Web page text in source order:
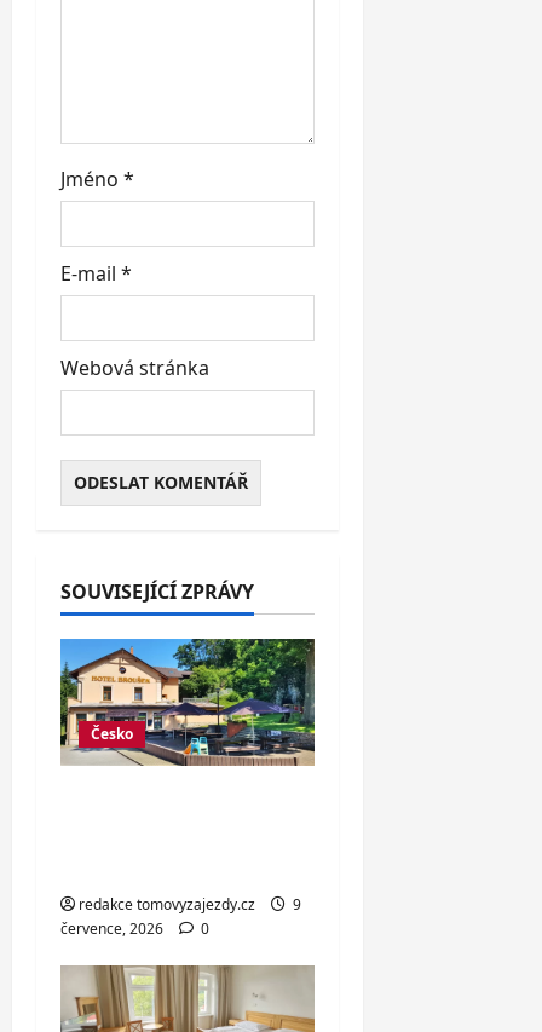
Jméno *
E-mail *
Webová stránka
SOUVISEJÍCÍ ZPRÁVY
Česko
redakce tomovyzajezdy.cz
9
července, 2026
0